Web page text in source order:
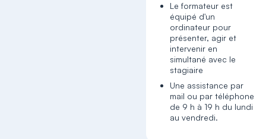
Le formateur est
équipé d'un
ordinateur pour
présenter, agir et
intervenir en
simultané avec le
stagiaire
Une assistance par
mail ou par téléphone
de 9 h à 19 h du lundi
au vendredi.